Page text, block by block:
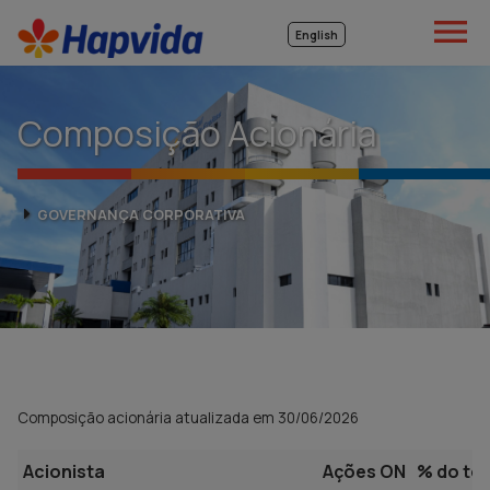
English 
Composição Acionária
GOVERNANÇA CORPORATIVA
Composição acionária atualizada em 30/06/2026
Acionista Ações ON % do